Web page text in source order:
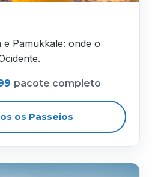
e Pamukkale: onde o
pacote completo
os Passeios